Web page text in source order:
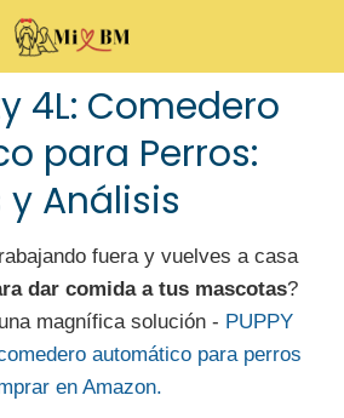
4L: Comedero
para Perros:
Análisis
fuera y vuelves a casa
dar comida a tus mascotas?
magnífica solución - PUPPY
automático para perros
en Amazon.